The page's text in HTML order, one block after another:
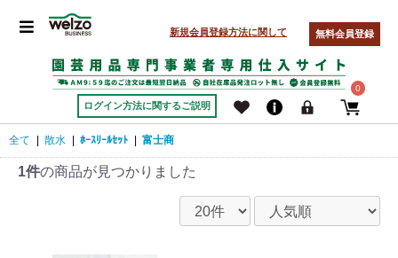
新規会員登録方法に関して 無料会員登録
ログイン方法に関するご説明
0
全て | 散水 | ﾎｰｽﾘｰﾙｾｯﾄ | 富士商
1件の商品が見つかりました